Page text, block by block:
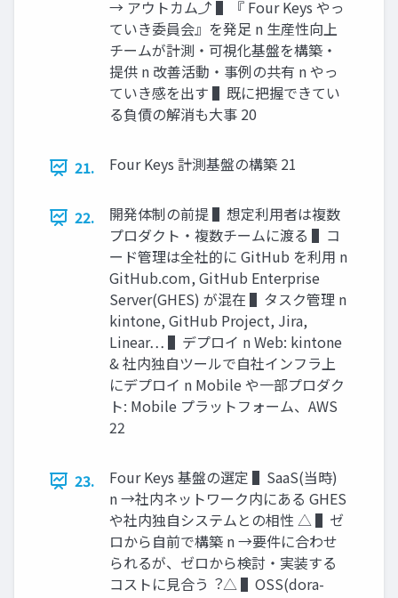
→ アウトカム⤴ ▌『 Four Keys やっ
ていき委員会』を発⾜ n ⽣産性向上
チームが計測・可視化基盤を構築・
提供 n 改善活動・事例の共有 n やっ
ていき感を出す ▌既に把握できてい
る負債の解消も⼤事 20
21. Four Keys 計測基盤の構築 21
22.
開発体制の前提 ▌想定利⽤者は複数
プロダクト・複数チームに渡る ▌コ
ード管理は全社的に GitHub を利⽤ n
GitHub.com, GitHub Enterprise
Server(GHES) が混在 ▌タスク管理 n
kintone, GitHub Project, Jira,
Linear… ▌デプロイ n Web: kintone
& 社内独⾃ツールで⾃社インフラ上
にデプロイ n Mobile や⼀部プロダク
ト: Mobile プラットフォーム、AWS
22
23.
Four Keys 基盤の選定 ▌SaaS(当時)
n →社内ネットワーク内にある GHES
や社内独⾃システムとの相性 △ ▌ゼ
ロから⾃前で構築 n →要件に合わせ
られるが、ゼロから検討・実装する
コストに⾒合う︖△ ▌OSS(dora-